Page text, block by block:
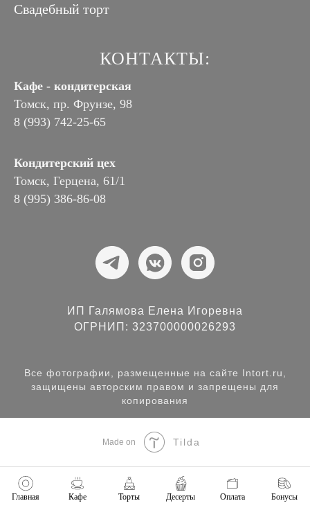
Главная Кафе Торты Десерты Оплата Бонусы
Свадебный торт
КОНТАКТЫ:
Кафе - кондитерская
Томск, пр. Фрунзе, 98
8 (993) 742-25-65
Кондитерский цех
Томск, Герцена, 61/1
8 (995) 386-86-08
ИП Галямова Елена Игоревна
ОГРНИП: 323700000026293
Все фотографии, размещенные на сайте Intort.ru,
защищены авторским правом и запрещены для
копирования
Made on Tilda